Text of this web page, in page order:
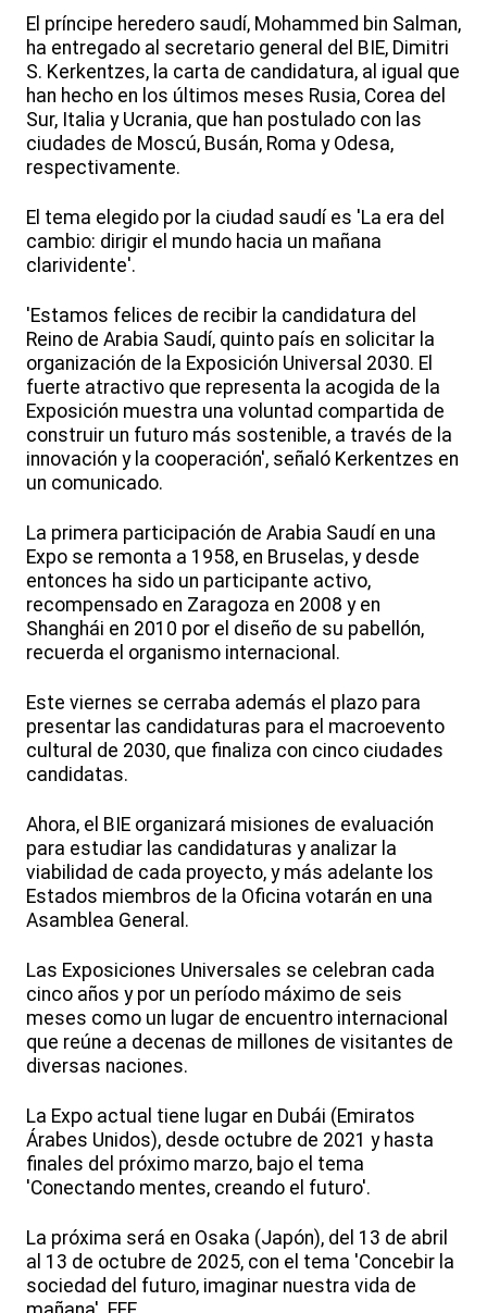
El príncipe heredero saudí, Mohammed bin Salman,
ha entregado al secretario general del BIE, Dimitri
S. Kerkentzes, la carta de candidatura, al igual que
han hecho en los últimos meses Rusia, Corea del
Sur, Italia y Ucrania, que han postulado con las
ciudades de Moscú, Busán, Roma y Odesa,
respectivamente.
El tema elegido por la ciudad saudí es 'La era del
cambio: dirigir el mundo hacia un mañana
clarividente'.
'Estamos felices de recibir la candidatura del
Reino de Arabia Saudí, quinto país en solicitar la
organización de la Exposición Universal 2030. El
fuerte atractivo que representa la acogida de la
Exposición muestra una voluntad compartida de
construir un futuro más sostenible, a través de la
innovación y la cooperación', señaló Kerkentzes en
un comunicado.
La primera participación de Arabia Saudí en una
Expo se remonta a 1958, en Bruselas, y desde
entonces ha sido un participante activo,
recompensado en Zaragoza en 2008 y en
Shanghái en 2010 por el diseño de su pabellón,
recuerda el organismo internacional.
Este viernes se cerraba además el plazo para
presentar las candidaturas para el macroevento
cultural de 2030, que finaliza con cinco ciudades
candidatas.
Ahora, el BIE organizará misiones de evaluación
para estudiar las candidaturas y analizar la
viabilidad de cada proyecto, y más adelante los
Estados miembros de la Oficina votarán en una
Asamblea General.
Las Exposiciones Universales se celebran cada
cinco años y por un período máximo de seis
meses como un lugar de encuentro internacional
que reúne a decenas de millones de visitantes de
diversas naciones.
La Expo actual tiene lugar en Dubái (Emiratos
Árabes Unidos), desde octubre de 2021 y hasta
finales del próximo marzo, bajo el tema
'Conectando mentes, creando el futuro'.
La próxima será en Osaka (Japón), del 13 de abril
al 13 de octubre de 2025, con el tema 'Concebir la
sociedad del futuro, imaginar nuestra vida de